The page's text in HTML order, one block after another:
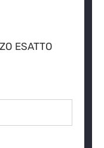
ESATTO